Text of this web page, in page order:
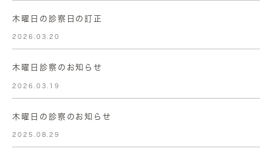
木曜日の診察日の訂正
2026.03.20
木曜日診察のお知らせ
2026.03.19
木曜日の診察のお知らせ
2025.08.29